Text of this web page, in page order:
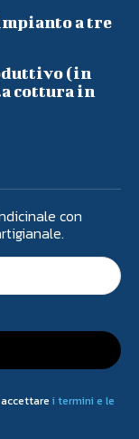
a tre
(in
cottura in
con
i termini e le